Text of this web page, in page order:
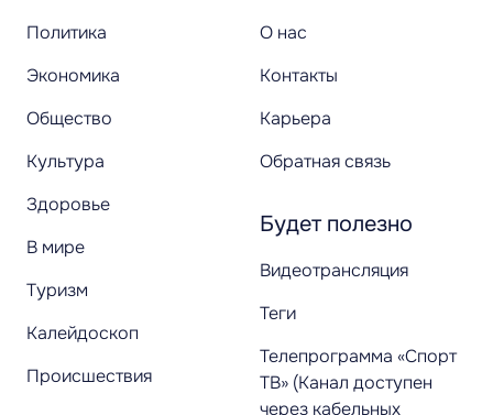
Политика
Экономика
Общество
Культура
Здоровье
В мире
Туризм
Калейдоскоп
Происшествия
О нас
Контакты
Карьера
Обратная связь
Будет полезно
Видеотрансляция
Теги
Телепрограмма «Спорт
ТВ» (Канал доступен
через кабельных